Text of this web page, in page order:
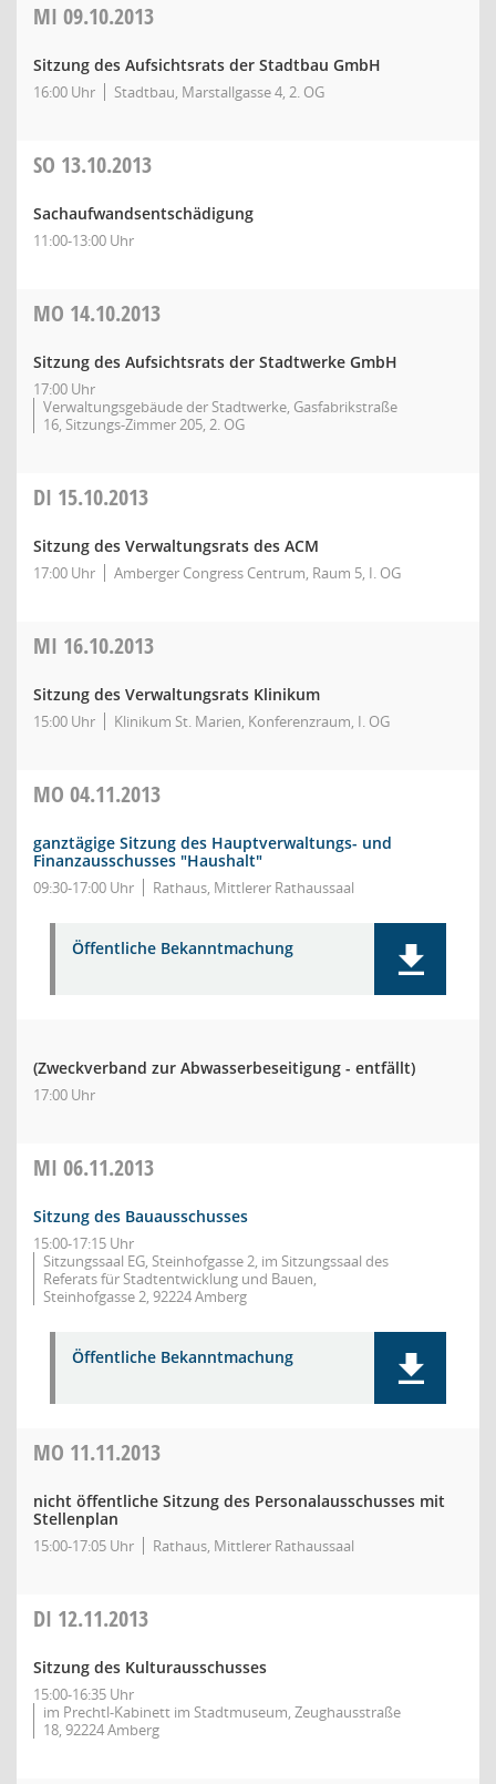
MI 09.10.2013
Sitzung des Aufsichtsrats der Stadtbau GmbH
16:00 Uhr Stadtbau, Marstallgasse 4, 2. OG
SO 13.10.2013
Sachaufwandsentschädigung
11:00-13:00 Uhr
MO 14.10.2013
Sitzung des Aufsichtsrats der Stadtwerke GmbH
17:00 Uhr
Verwaltungsgebäude der Stadtwerke, Gasfabrikstraße
16, Sitzungs-Zimmer 205, 2. OG
DI 15.10.2013
Sitzung des Verwaltungsrats des ACM
17:00 Uhr Amberger Congress Centrum, Raum 5, I. OG
MI 16.10.2013
Sitzung des Verwaltungsrats Klinikum
15:00 Uhr Klinikum St. Marien, Konferenzraum, I. OG
MO 04.11.2013
ganztägige Sitzung des Hauptverwaltungs- und
Finanzausschusses "Haushalt"
09:30-17:00 Uhr Rathaus, Mittlerer Rathaussaal
Öffentliche Bekanntmachung
(Zweckverband zur Abwasserbeseitigung - entfällt)
17:00 Uhr
MI 06.11.2013
Sitzung des Bauausschusses
15:00-17:15 Uhr
Sitzungssaal EG, Steinhofgasse 2, im Sitzungssaal des
Referats für Stadtentwicklung und Bauen,
Steinhofgasse 2, 92224 Amberg
Öffentliche Bekanntmachung
MO 11.11.2013
nicht öffentliche Sitzung des Personalausschusses mit
Stellenplan
15:00-17:05 Uhr Rathaus, Mittlerer Rathaussaal
DI 12.11.2013
Sitzung des Kulturausschusses
15:00-16:35 Uhr
im Prechtl-Kabinett im Stadtmuseum, Zeughausstraße
18, 92224 Amberg